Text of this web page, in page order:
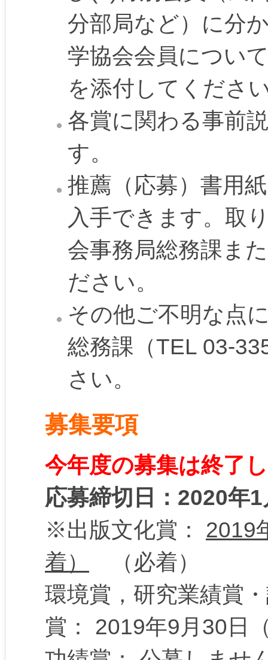
分部局など）に分
学協会会員につい
を添付してくださ
各賞に関わる事前
す。
推薦（応募）書用
入手できます。取
会事務局総務課ま
ださい。
その他ご不明な点
総務課（TEL 03-
さい。
募集要項
今年度の募集は終了
応募締切日：2020年
※出版文化賞： 2019
着）
（必着）
環境賞，研究業績賞
賞： 2019年9月30日